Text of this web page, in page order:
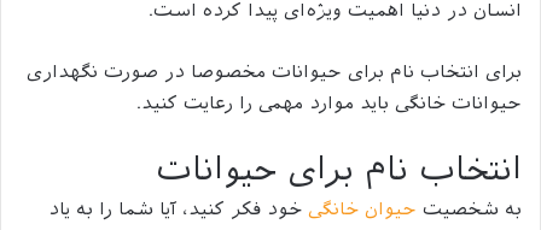
انسان در دنیا اهمیت ویژه‌ای پیدا کرده است.
برای انتخاب نام برای حیوانات مخصوصا در صورت نگهداری
حیوانات خانگی باید موارد مهمی را رعایت کنید.
انتخاب نام برای حیوانات
به شخصیت حیوان خانگی خود فکر کنید، آیا شما را به یاد